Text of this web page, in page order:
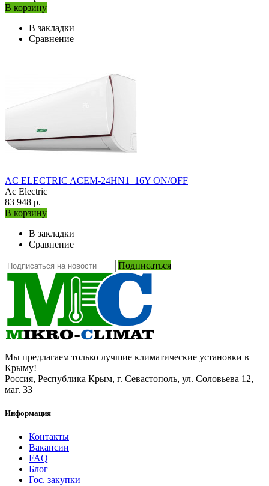
В корзину
В закладки
Сравнение
AC ELECTRIC ACEM-24HN1_16Y ON/OFF
Ac Electric
83 948 р.
В корзину
В закладки
Сравнение
Подписаться
Мы предлагаем только лучшие климатические установки в
Крыму!
Россия, Республика Крым, г. Севастополь, ул. Соловьева 12,
маг. 33
Информация
Контакты
Вакансии
FAQ
Блог
Гос. закупки